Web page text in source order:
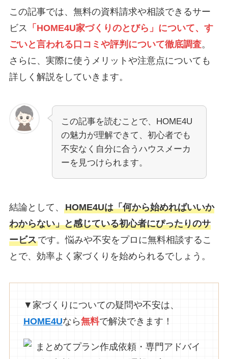
この記事では、無料の資料請求や相談できるサー
ビス 「HOME4U家づくりのとびら」について、す
ごいと言われる口コミや評判について徹底調査。
さらに、実際に使うメリットや注意点についても
詳しく解説をしていきます。
この記事を読むことで、HOME4U
の魅力が理解できて、初心者でも
不安なく自分に合うハウスメーカ
ーを見つけられます。
結論として、 HOME4Uは「何から始めればいいか
わからない」と感じている初心者にぴったりのサ
ービスです。悩みや不安をプロに無料相談するこ
とで、効率よく家づくりを始められるでしょう。
▼家づくりについての疑問や不安は、
HOME4Uなら無料で解決できます！